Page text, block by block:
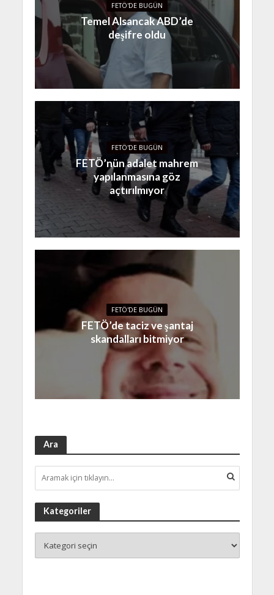
FETÖ'DE BUGÜN
Temel Alsancak ABD’de
deşifre oldu
FETÖ'DE BUGÜN
FETÖ’nün adalet mahrem
yapılanmasına göz
açtırılmıyor
FETÖ'DE BUGÜN
FETÖ’de taciz ve şantaj
skandalları bitmiyor
Ara
Kategoriler